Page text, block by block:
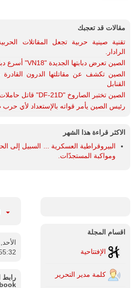
مقالات قد تعجبك
تقنية صينية حربية تجعل المقاتلات
الرادار.
الصين تعرض دبابتها الجديدة "VN18" أسرع دبابة عائمة في العالم
القنابل
الصين تختبر الصاروخ "DF-21D" قاتل حاملات الطائرات الأمريكية
رئيس الصين يأمر قواته بالإستعداد لأي حرب
الاكثر قراءة هذا الشهر
البيروقراطية العسكرية ... السبيل إلى
ومواكبة المستجدّات.
اقسام المجلة
الإفتتاحية
كلمة مدير التحرير
الأحد, 9 أغسطس 2026
رابط